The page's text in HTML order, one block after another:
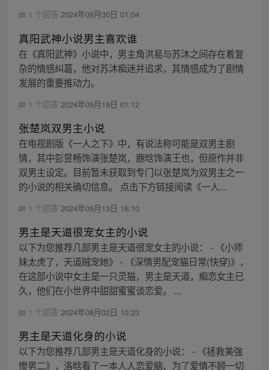
1 个回答 2024年09月30日 01:04
真阳武神小说男主喜欢谁
在《真阳武神》小说中，男主角洪易与苏沐之间存在着复
杂的情感纠葛，他对苏沐痴迷并追求，其情感成为了剧情
发展的重要推动力。
1 个回答 2024年09月19日 01:12
张楚岚双男主小说
在电视剧版《一人之下》中，有说法称可能是双男主剧
情，其中彭昱畅饰演张楚岚，鹿晗饰演王也，但原作并非
双男主设定。目前暂未获取到专门以张楚岚为双男主之一
的小说的相关确切信息。 点击下方链接阅读《一人...
1 个回答 2024年09月13日 16:10
男主是天道很宠女主的小说
以下为您推荐几部男主是天道很宠女主的小说： - 《小师
妹太虎了，天道贼宠她》 - 《深情男配宠猫日常(快穿)》，
在这部小说中女主是一只灵猫，男主是天道，痴恋女主已
久，他们在小世界中甜甜蜜蜜谈恋爱。 ...
1 个回答 2024年08月02日 10:23
男主是天道化身的小说
以下为您推荐几部男主是天道化身的小说： - 《拯救美強
惨男二》，洛晗看了一本人人恋爱脑、为了爱情不顾一切